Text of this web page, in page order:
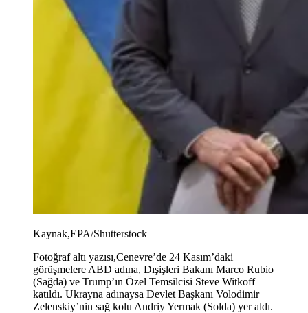
Kaynak,EPA/Shutterstock
Fotoğraf altı yazısı,Cenevre’de 24 Kasım’daki
görüşmelere ABD adına, Dışişleri Bakanı Marco Rubio
(Sağda) ve Trump’ın Özel Temsilcisi Steve Witkoff
katıldı. Ukrayna adınaysa Devlet Başkanı Volodimir
Zelenskiy’nin sağ kolu Andriy Yermak (Solda) yer aldı.